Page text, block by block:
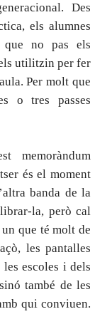
Des
els alumnes
que no pas els
utilitzin per fer
Per molt que
o tres passes
memoràndum
és el moment
banda de la
la, però cal
que té molt de
les pantalles
escoles i dels
també de les
qui conviuen.